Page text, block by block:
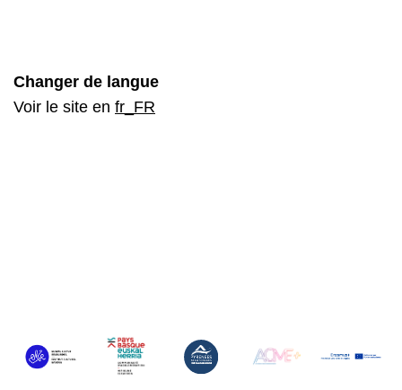
Changer de langue
Voir le site en fr_FR